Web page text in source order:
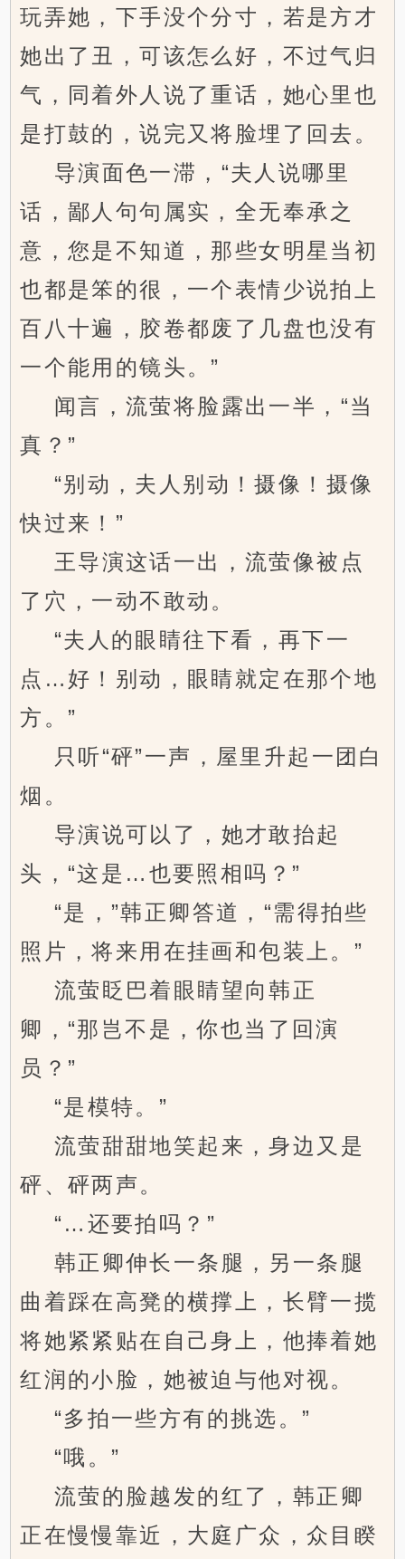
玩弄她，下手没个分寸，若是方才
她出了丑，可该怎么好，不过气归
气，同着外人说了重话，她心里也
是打鼓的，说完又将脸埋了回去。
导演面色一滞，“夫人说哪里
话，鄙人句句属实，全无奉承之
意，您是不知道，那些女明星当初
也都是笨的很，一个表情少说拍上
百八十遍，胶卷都废了几盘也没有
一个能用的镜头。”
闻言，流萤将脸露出一半，“当
真？”
“别动，夫人别动！摄像！摄像
快过来！”
王导演这话一出，流萤像被点
了穴，一动不敢动。
“夫人的眼睛往下看，再下一
点…好！别动，眼睛就定在那个地
方。”
只听“砰”一声，屋里升起一团白
烟。
导演说可以了，她才敢抬起
头，“这是…也要照相吗？”
“是，”韩正卿答道，“需得拍些
照片，将来用在挂画和包装上。”
流萤眨巴着眼睛望向韩正
卿，“那岂不是，你也当了回演
员？”
“是模特。”
流萤甜甜地笑起来，身边又是
砰、砰两声。
“…还要拍吗？”
韩正卿伸长一条腿，另一条腿
曲着踩在高凳的横撑上，长臂一揽
将她紧紧贴在自己身上，他捧着她
红润的小脸，她被迫与他对视。
“多拍一些方有的挑选。”
“哦。”
流萤的脸越发的红了，韩正卿
正在慢慢靠近，大庭广众，众目睽